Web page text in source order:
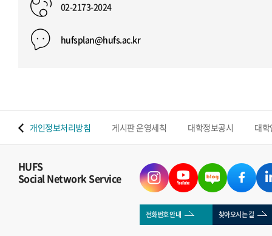
02-2173-2024
hufsplan@hufs.ac.kr
개인정보처리방침 게시판 운영세칙 대학정보공시 대
HUFS
Social Network Service
전화번호 안내 찾아오시는 길